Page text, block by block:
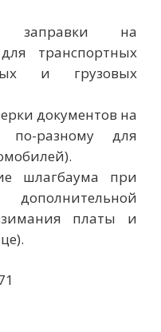
заправки на
транспортных
и грузовых
документов на
по-разному для
шлагбаума при
платы и